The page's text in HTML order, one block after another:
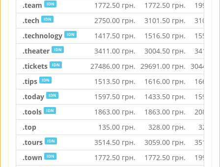
.team
IDN 1772.50 грн. 1772.50 грн.
1990.50
.tech
IDN 2750.00 грн. 3101.50 грн.
3101.50
.technology
IDN 1417.50 грн. 1516.50 грн.
1556.00
.theater
IDN 3411.00 грн. 3004.50 грн.
3411.00
.tickets
IDN 27486.00 грн. 29691.00 грн. 30445.00
.tips
IDN 1513.50 грн. 1616.00 грн.
1660.50
.today
IDN 1597.50 грн. 1433.50 грн.
1597.50
.tools
IDN 1863.00 грн. 1863.00 грн.
2082.00
.top
135.00 грн. 328.00 грн.
328.00
.tours
IDN 3514.50 грн. 3059.00 грн.
3514.50
.town
IDN 1772.50 грн. 1772.50 грн.
1990.50